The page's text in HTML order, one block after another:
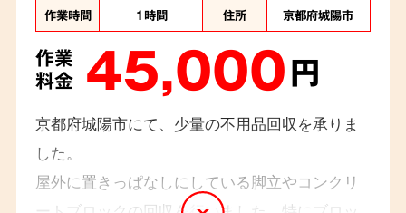
作業時間 1時間 住所 京都府城陽市
作業
料金 45,000円
京都府城陽市にて、少量の不用品回収を承りま
した。
屋外に置きっぱなしにしている脚立やコンクリ